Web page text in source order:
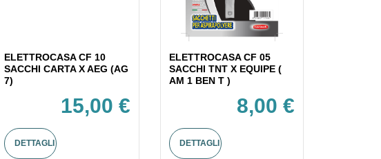
ELETTROCASA CF 10
SACCHI CARTA X AEG (AG
7)
15,00 €
DETTAGLI
ELETTROCASA CF 05
SACCHI TNT X EQUIPE (
AM 1 BEN T )
8,00 €
DETTAGLI